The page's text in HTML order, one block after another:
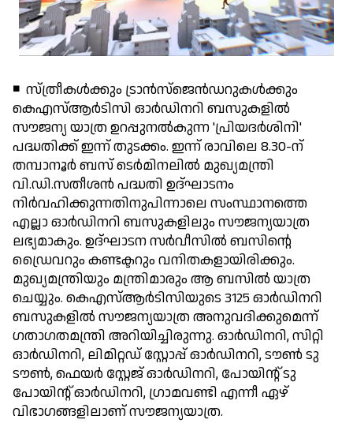
◾ സ്ത്രീകള്‍ക്കും ട്രാന്‍സ്ജെന്‍ഡറുകള്‍ക്കും
കെഎസ്ആര്‍ടിസി ഓര്‍ഡിനറി ബസുകളില്‍
സൗജന്യ യാത്ര ഉറപ്പുനല്‍കുന്ന 'പ്രിയദര്‍ശിനി'
പദ്ധതിക്ക് ഇന്ന് തുടക്കം. ഇന്ന് രാവിലെ 8.30-ന്
തമ്പാനൂര്‍ ബസ് ടെര്‍മിനലില്‍ മുഖ്യമന്ത്രി
വി.ഡി.സതീശന്‍ പദ്ധതി ഉദ്ഘാടനം
നിര്‍വഹിക്കുന്നതിനുപിന്നാലെ സംസ്ഥാനത്തെ
എല്ലാ ഓര്‍ഡിനറി ബസുകളിലും സൗജന്യയാത്ര
ലഭ്യമാകും. ഉദ്ഘാടന സര്‍വീസില്‍ ബസിന്റെ
ഡ്രൈവറും കണ്ടക്ടറും വനിതകളായിരിക്കും.
മുഖ്യമന്ത്രിയും മന്ത്രിമാരും ആ ബസില്‍ യാത്ര
ചെയ്യും. കെഎസ്ആര്‍ടിസിയുടെ 3125 ഓര്‍ഡിനറി
ബസുകളില്‍ സൗജന്യയാത്ര അനുവദിക്കുമെന്ന്
ഗതാഗതമന്ത്രി അറിയിച്ചിരുന്നു. ഓര്‍ഡിനറി, സിറ്റി
ഓര്‍ഡിനറി, ലിമിറ്റഡ് സ്റ്റോപ്പ് ഓര്‍ഡിനറി, ടൗണ്‍ ടു
ടൗണ്‍, ഫെയര്‍ സ്റ്റേജ് ഓര്‍ഡിനറി, പോയിന്റ് ടു
പോയിന്റ് ഓര്‍ഡിനറി, ഗ്രാമവണ്ടി എന്നീ ഏഴ്
വിഭാഗങ്ങളിലാണ് സൗജന്യയാത്ര.